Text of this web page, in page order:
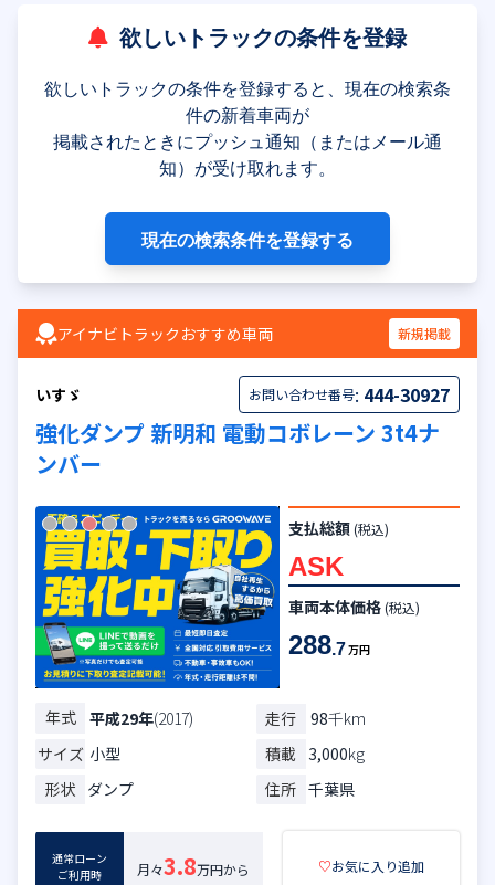
欲しいトラックの条件を登録
欲しいトラックの条件を登録すると、現在の検索条
件の新着車両が
掲載されたときにプッシュ通知（またはメール通
知）が受け取れます。
現在の検索条件を登録する
アイナビトラックおすすめ車両 新規掲載
いすゞ お問い合わせ番号: 444-30927
強化ダンプ 新明和 電動コボレーン 3t4ナ
ンバー
支払総額 (税込)
ASK
車両本体価格 (税込)
288.7万円
年式 平成29年(2017) 走行 98千km
サイズ 小型 積載 3,000kg
形状 ダンプ 住所 千葉県
通常ローン
ご利用時
月々3.8万円から ♡お気に入り追加